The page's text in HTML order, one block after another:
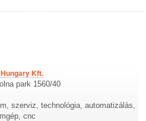
Kft.
park 1560/40
szerviz, technológia, automatizálás,
cnc